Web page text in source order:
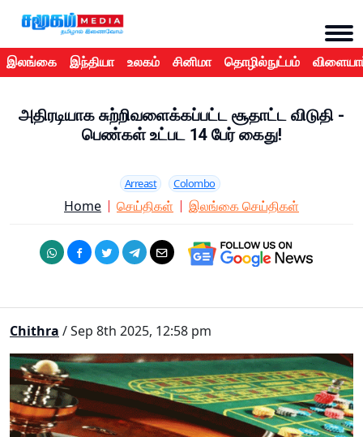
இலங்கை இந்தியா உலகம் சினிமா தொழில்நுட்பம்
அதிரடியாக சுற்றிவளைக்கப்பட்ட சூதாட்ட விடுதி -
பெண்கள் உட்பட 14 பேர் கைது!
Arreast Colombo
Home செய்திகள் இலங்கை செய்திகள்
Chithra / Sep 8th 2025, 12:58 pm